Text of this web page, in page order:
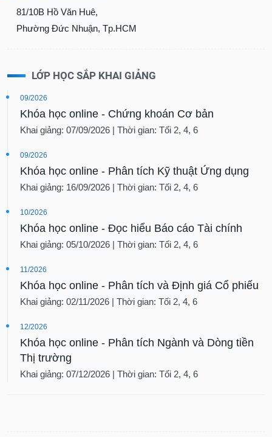
81/10B Hồ Văn Huê,
Phường Đức Nhuận, Tp.HCM
LỚP HỌC SẮP KHAI GIẢNG
09/2026
Khóa học online - Chứng khoán Cơ bản
Khai giảng: 07/09/2026 | Thời gian: Tối 2, 4, 6
09/2026
Khóa học online - Phân tích Kỹ thuật Ứng dụng
Khai giảng: 16/09/2026 | Thời gian: Tối 2, 4, 6
10/2026
Khóa học online - Đọc hiểu Báo cáo Tài chính
Khai giảng: 05/10/2026 | Thời gian: Tối 2, 4, 6
11/2026
Khóa học online - Phân tích và Định giá Cổ phiếu
Khai giảng: 02/11/2026 | Thời gian: Tối 2, 4, 6
12/2026
Khóa học online - Phân tích Ngành và Dòng tiền
Thị trường
Khai giảng: 07/12/2026 | Thời gian: Tối 2, 4, 6